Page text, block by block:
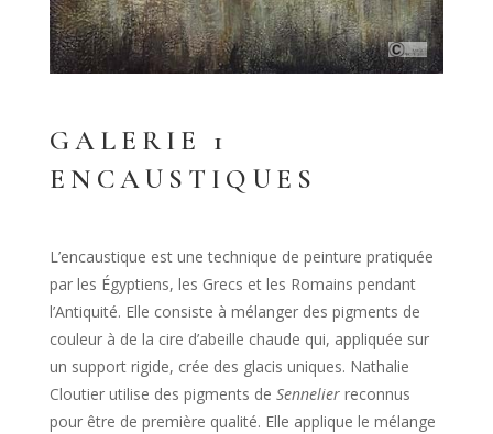
GALERIE 1
ENCAUSTIQUES
L’encaustique est une technique de peinture pratiquée
par les Égyptiens, les Grecs et les Romains pendant
l’Antiquité. Elle consiste à mélanger des pigments de
couleur à de la cire d’abeille chaude qui, appliquée sur
un support rigide, crée des glacis uniques. Nathalie
Cloutier utilise des pigments de Sennelierreconnus
pour être de première qualité. Elle applique le mélange